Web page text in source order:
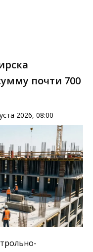
почти 700
2026, 08:00